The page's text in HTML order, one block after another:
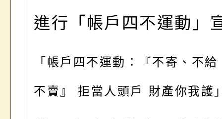
進行「帳戶四不運動」
「帳戶四不運動：『不寄、不
不賣』 拒當人頭戶 財產你我護